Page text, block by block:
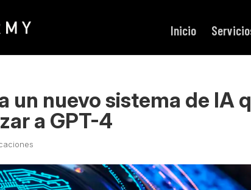
Inicio
un nuevo sistema de IA
a GPT-4